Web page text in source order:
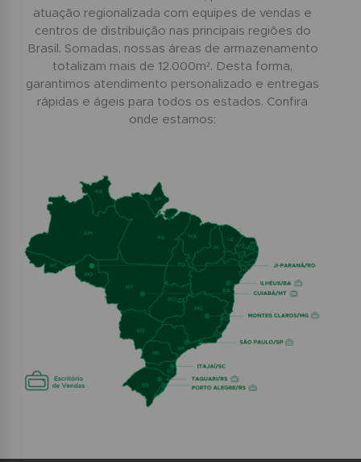
atuação regionalizada com equipes de vendas e
centros de distribuição nas principais regiões do
Brasil. Somadas, nossas áreas de armazenamento
totalizam mais de 12.000m². Desta forma,
garantimos atendimento personalizado e entregas
rápidas e ágeis para todos os estados. Confira
onde estamos: